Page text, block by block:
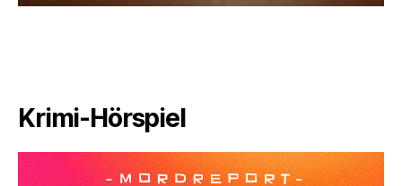
Krimi-Hörspiel